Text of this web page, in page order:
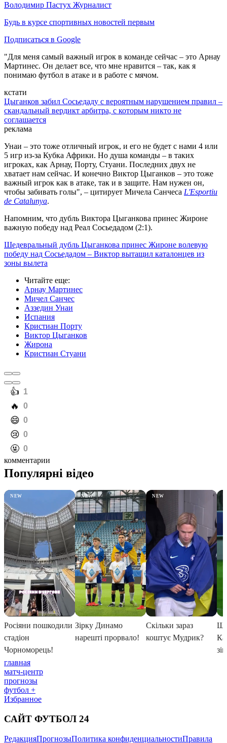
Володимир Пастух Журналист
Будь в курсе спортивных новостей первым
Подписаться в Google
"Для меня самый важный игрок в команде сейчас – это Арнау
Мартинес. Он делает все, что мне нравится – так, как я
понимаю футбол в атаке и в работе с мячом.
кстати
Цыганков забил Сосьедаду с вероятным нарушением правил –
скандальный вердикт арбитра, с которым никто не
соглашается
реклама
Унаи – это тоже отличный игрок, и его не будет с нами 4 или
5 игр из-за Кубка Африки. Но душа команды – в таких
игроках, как Арнау, Порту, Стуани. Последних двух не
хватает нам сейчас. И конечно Виктор Цыганков – это тоже
важный игрок как в атаке, так и в защите. Нам нужен он,
чтобы забивать голы", – цитирует Мичела Санчеса L'Esportiu
de Catalunya.
Напомним, что дубль Виктора Цыганкова принес Жироне
важную победу над Реал Сосьедадом (2:1).
Шедевральный дубль Цыганкова принес Жироне волевую
победу над Сосьедадом – Виктор вытащил каталонцев из
зоны вылета
Читайте еще:
Арнау Мартинес
Мичел Санчес
Аззедин Унаи
Испания
Кристиан Порту
Виктор Цыганков
Жирона
Кристиан Стуани
️👍 1
️🔥 0
️😄 0
️😢 0
️🤬 0
комментарии
главная
матч-центр
прогнозы
футбол +
Избранное
САЙТ ФУТБОЛ 24
РедакцияПрогнозыПолитика конфиденциальностиПравила